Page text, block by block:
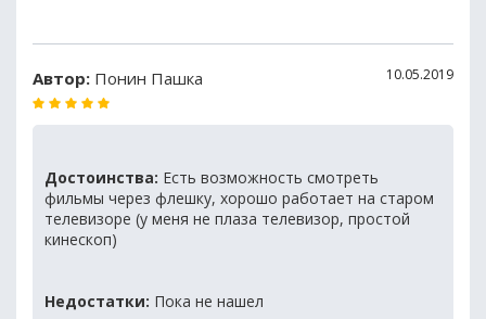
Автор: Понин Пашка 10.05.2019
Достоинства: Есть возможность смотреть
фильмы через флешку, хорошо работает на старом
телевизоре (у меня не плаза телевизор, простой
кинескоп)
Недостатки: Пока не нашел